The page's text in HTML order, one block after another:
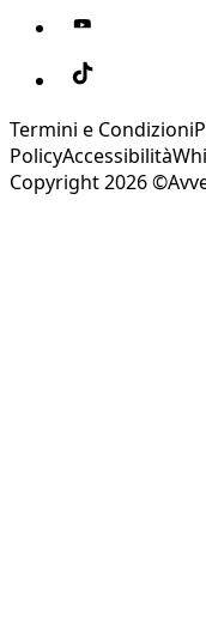
Termini e Condizioni
PolicyAccessibilità
Copyright 2026